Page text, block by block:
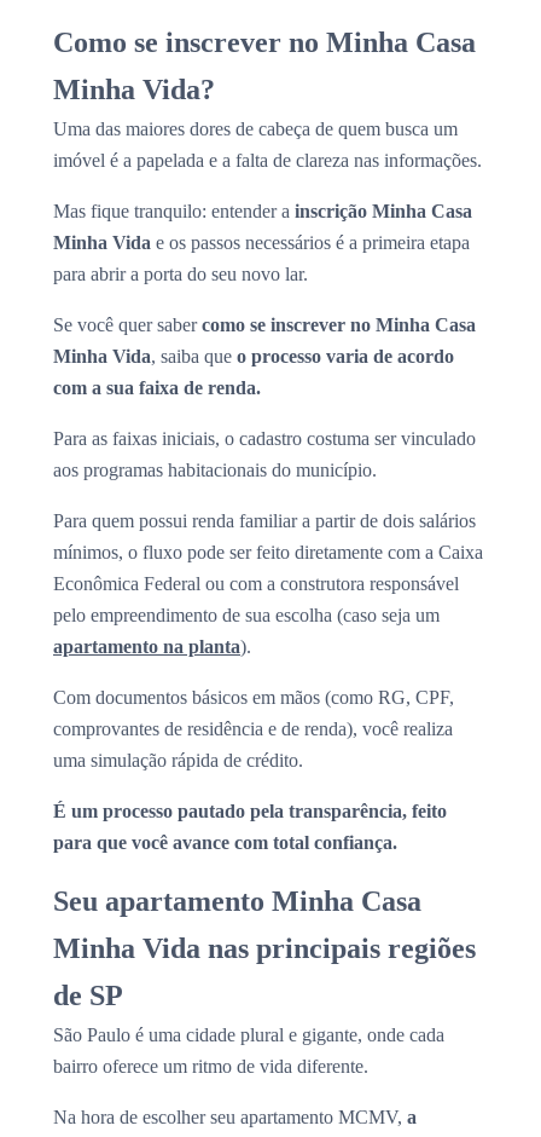
Como se inscrever no Minha Casa
Minha Vida?
Uma das maiores dores de cabeça de quem busca um
imóvel é a papelada e a falta de clareza nas informações.
Mas fique tranquilo: entender a inscrição Minha Casa
Minha Vida e os passos necessários é a primeira etapa
para abrir a porta do seu novo lar.
Se você quer sabercomo se inscrever no Minha Casa
Minha Vida, saiba que o processo varia de acordo
com a sua faixa de renda.
Para as faixas iniciais, o cadastro costuma ser vinculado
aos programas habitacionais do município.
Para quem possui renda familiar a partir de dois salários
mínimos, o fluxo pode ser feito diretamente com a Caixa
Econômica Federal ou com a construtora responsável
pelo empreendimento de sua escolha (caso seja um
apartamento na planta).
Com documentos básicos em mãos (como RG, CPF,
comprovantes de residência e de renda), você realiza
uma simulação rápida de crédito.
É um processo pautado pela transparência, feito
para que você avance com total confiança.
Seu apartamento Minha Casa
Minha Vida nas principais regiões
de SP
São Paulo é uma cidade plural e gigante, onde cada
bairro oferece um ritmo de vida diferente.
Na hora de escolher seu apartamento MCMV, a